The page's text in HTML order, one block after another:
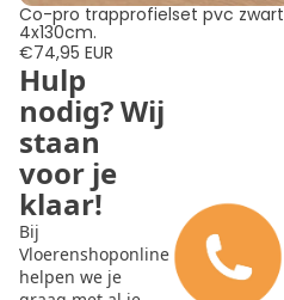
Co-pro trapprofielset pvc zwart
4x130cm.
€74,95 EUR
Hulp
nodig? Wij
staan
voor je
klaar!
Bij
Vloerenshoponline
helpen we je